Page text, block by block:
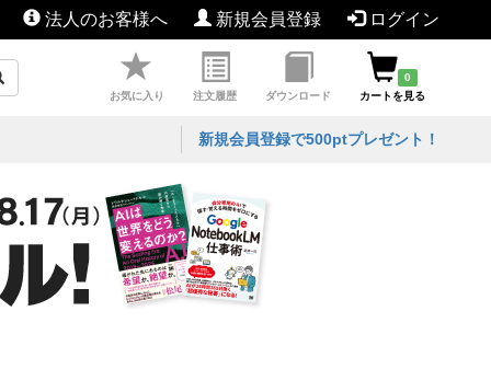
法人のお客様へ 新規会員登録 ログイン
お気に入り 注文履歴 ダウンロード
0
カートを見る
新規会員登録で500ptプレゼント！